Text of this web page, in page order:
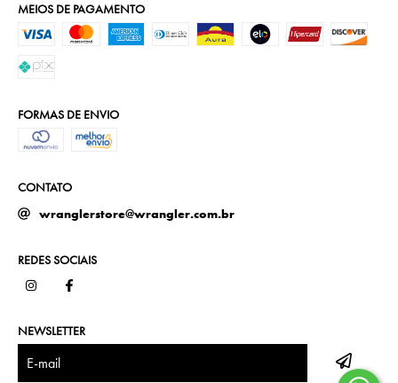
MEIOS DE PAGAMENTO
FORMAS DE ENVIO
CONTATO
wranglerstore@wrangler.com.br
REDES SOCIAIS
NEWSLETTER